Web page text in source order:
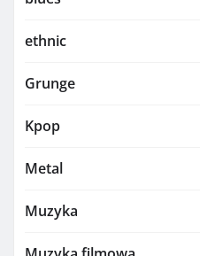
ethnic
Grunge
Kpop
Metal
Muzyka